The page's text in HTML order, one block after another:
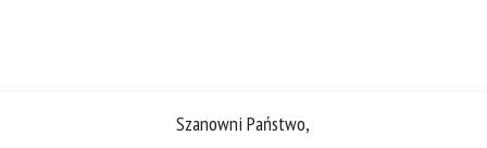
Szanowni Państwo,